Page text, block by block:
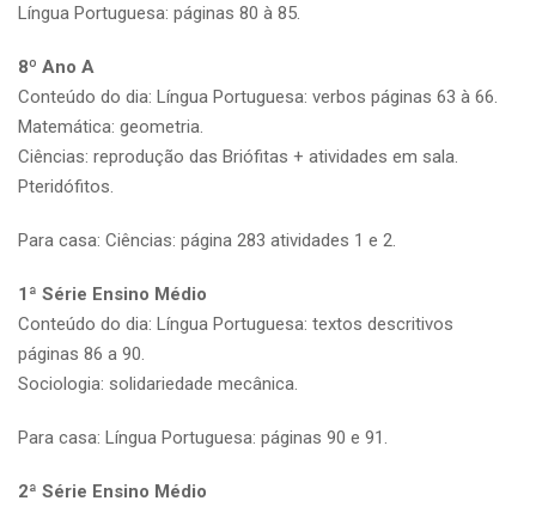
Língua Portuguesa: páginas 80 à 85.
8º Ano A
Conteúdo do dia: Língua Portuguesa: verbos páginas 63 à 66.
Matemática: geometria.
Ciências: reprodução das Briófitas + atividades em sala.
Pteridófitos.
Para casa: Ciências: página 283 atividades 1 e 2.
1ª Série Ensino Médio
Conteúdo do dia: Língua Portuguesa: textos descritivos
páginas 86 a 90.
Sociologia: solidariedade mecânica.
Para casa: Língua Portuguesa: páginas 90 e 91.
2ª Série Ensino Médio